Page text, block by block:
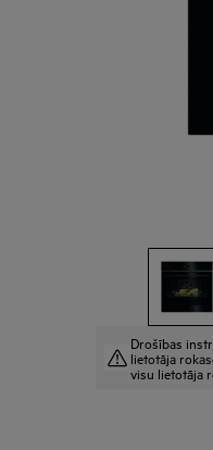
Drošības
lietotāja
visu lietotāja